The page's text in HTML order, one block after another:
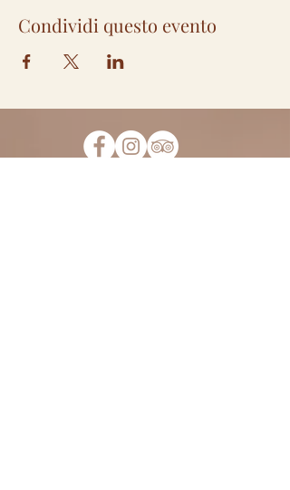
Condividi questo evento